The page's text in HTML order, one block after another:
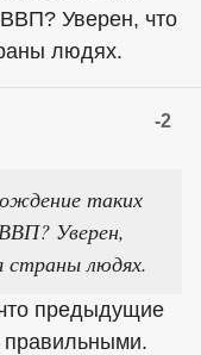
Уверен, что
людях.
-2
таких
Уверен,
страны людях.
предыдущие